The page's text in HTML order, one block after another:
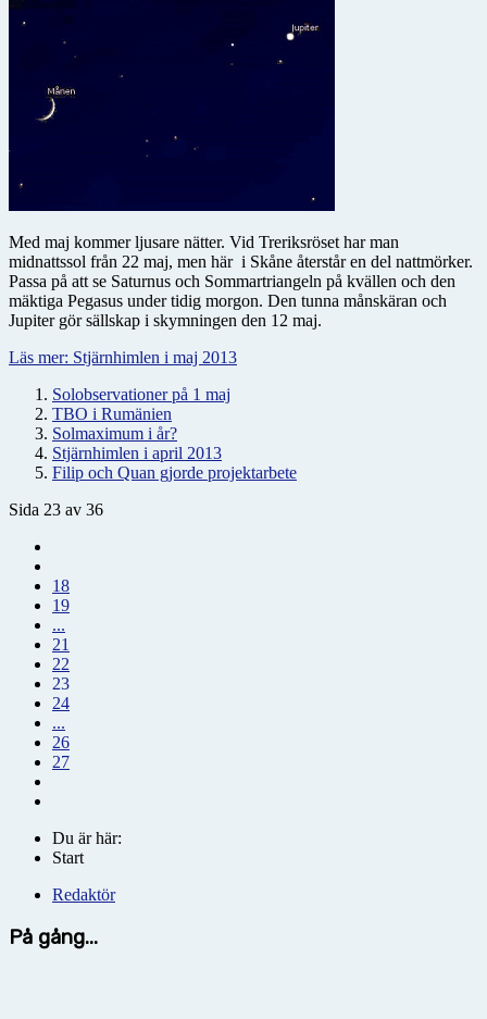
Med maj kommer ljusare nätter. Vid Treriksröset har man
midnattssol från 22 maj, men här i Skåne återstår en del nattmörker.
Passa på att se Saturnus och Sommartriangeln på kvällen och den
mäktiga Pegasus under tidig morgon. Den tunna månskäran och
Jupiter gör sällskap i skymningen den 12 maj.
Läs mer: Stjärnhimlen i maj 2013
Solobservationer på 1 maj
TBO i Rumänien
Solmaximum i år?
Stjärnhimlen i april 2013
Filip och Quan gjorde projektarbete
Sida 23 av 36
18
19
...
21
22
23
24
...
26
27
Du är här:
Start
Redaktör
På gång...